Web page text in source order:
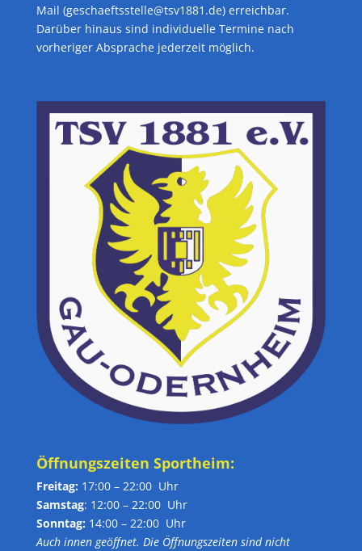
Mail (geschaeftsstelle@tsv1881.de) erreichbar.
Darüber hinaus sind individuelle Termine nach
vorheriger Absprache jederzeit möglich.
Öffnungszeiten Sportheim:
Freitag: 17:00 – 22:00 Uhr
Samstag: 12:00 – 22:00 Uhr
Sonntag: 14:00 – 22:00 Uhr
Auch innen geöffnet. Die Öffnungszeiten sind nicht